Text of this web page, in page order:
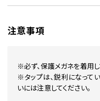
注意事項
※必ず、保護メガネを着用し
※タップは、鋭利になって
いには注意してください。